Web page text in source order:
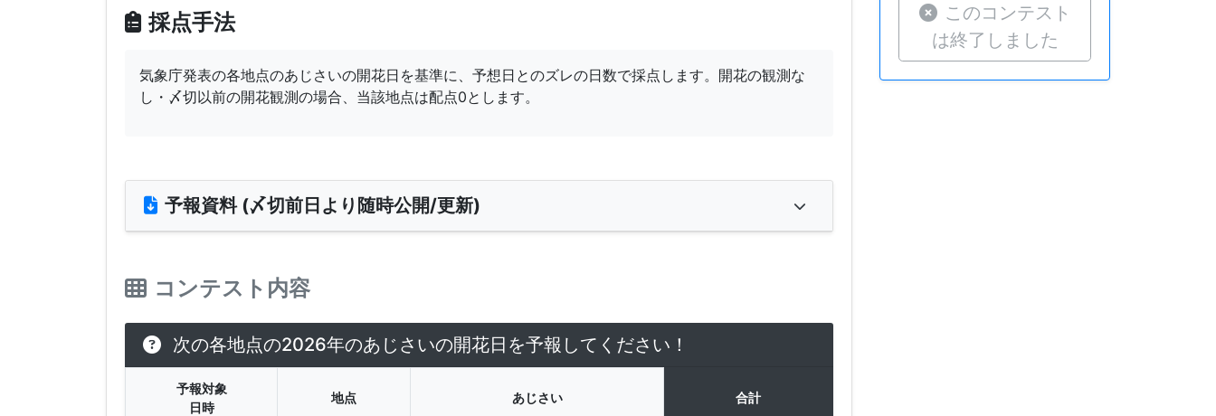
採点手法
気象庁発表の各地点のあじさいの開花日を基準に、予想日とのズレの日数で採点します。開花の観測な
し・〆切以前の開花観測の場合、当該地点は配点0とします。
予報資料 (〆切前日より随時公開/更新)
コンテスト内容
次の各地点の2026年のあじさいの開花日を予報してください！
予報対象
日時
地点 あじさい 合計
このコンテスト
は終了しました